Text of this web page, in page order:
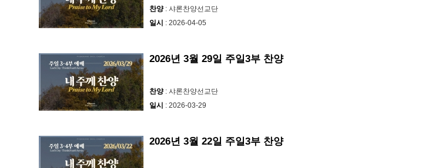
찬양: 샤론찬양선교단
일시 : 2026-04-05
2026년 3월 29일 주일3부 찬양
찬양: 샤론찬양선교단
일시 : 2026-03-29
2026년 3월 22일 주일3부 찬양